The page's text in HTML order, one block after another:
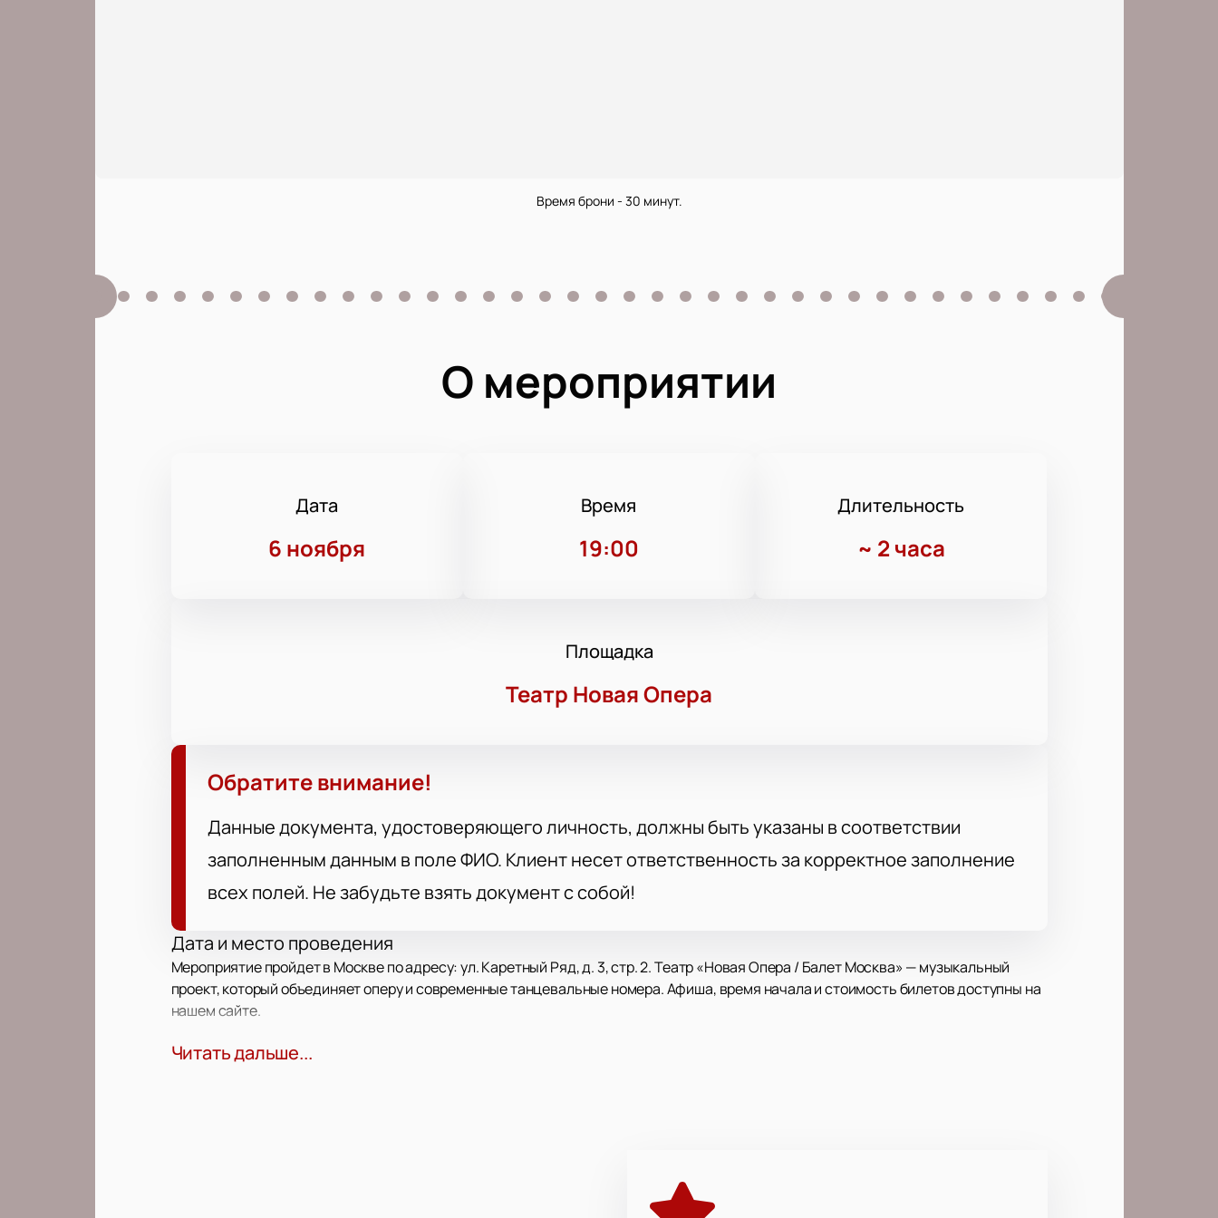
Время брони - 30 минут.
О мероприятии
Дата
6 ноября
Время
19:00
Длительность
~ 2 часа
Площадка
Театр Новая Опера
Обратите внимание!
Данные документа, удостоверяющего личность, должны быть указаны в соответствии
заполненным данным в поле ФИО. Клиент несет ответственность за корректное заполнение
всех полей. Не забудьте взять документ с собой!
Дата и место проведения
Мероприятие пройдет в Москве по адресу: ул. Каретный Ряд, д. 3, стр. 2. Театр «Новая Опера / Балет Москва» — музыкальный
проект, который объединяет оперу и современные танцевальные номера. Афиша, время начала и стоимость билетов доступны на
нашем сайте.
Про событие и площадку
Читать дальше...